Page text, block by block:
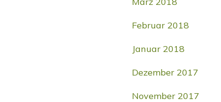
Februar 2018
Januar 2018
Dezember 2017
November 2017